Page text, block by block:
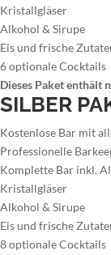
Kristallgläser
Alkohol & Sirupe
Eis und frische
6 optionale Cocktails
Dieses Paket enthält
SILBER
Kostenlose Bar mit
Professionelle
Komplette Bar inkl.
Kristallgläser
Alkohol & Sirupe
Eis und frische
8 optionale Cocktails